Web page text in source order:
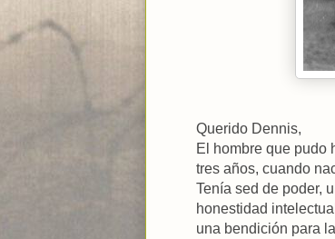
Querido Dennis,
El hombre que pudo
tres años, cuando
Tenía sed de poder,
honestidad
una bendición para